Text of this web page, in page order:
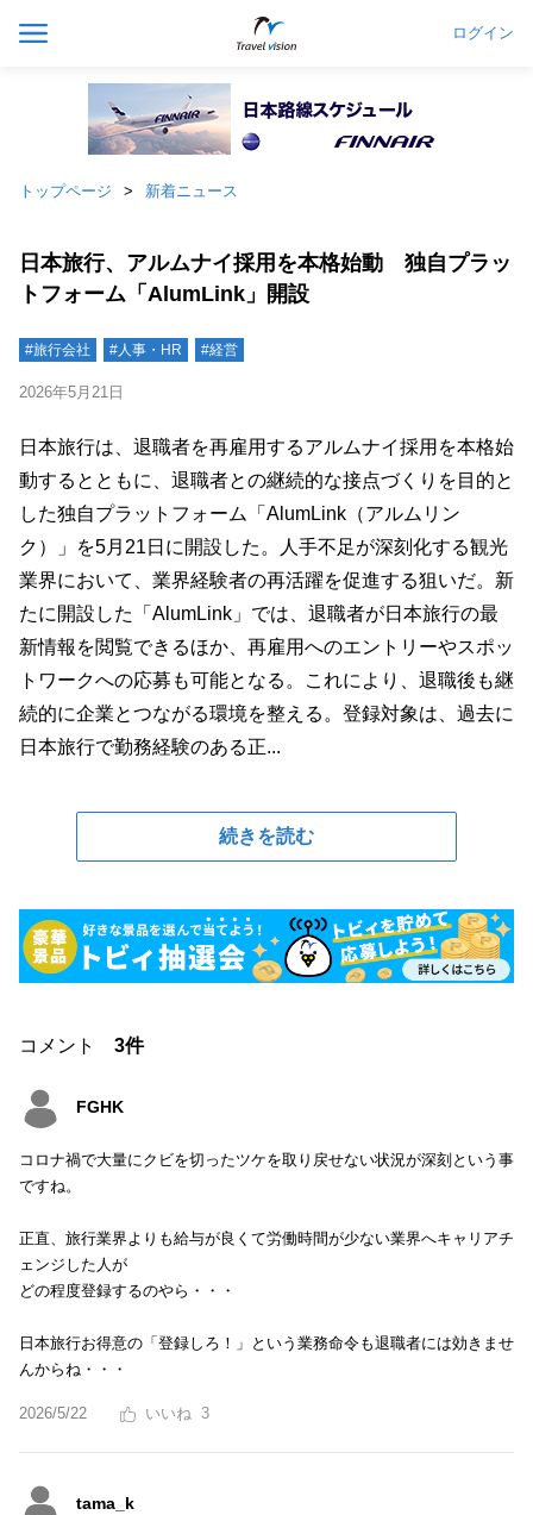
ログイン
トップページ 新着ニュース
日本旅行、アルムナイ採用を本格始動 独自プラッ
トフォーム「AlumLink」開設
#旅行会社 #人事・HR #経営
2026年5月21日
日本旅行は、退職者を再雇用するアルムナイ採用を本格始
動するとともに、退職者との継続的な接点づくりを目的と
した独自プラットフォーム「AlumLink（アルムリン
ク）」を5月21日に開設した。人手不足が深刻化する観光
業界において、業界経験者の再活躍を促進する狙いだ。新
たに開設した「AlumLink」では、退職者が日本旅行の最
新情報を閲覧できるほか、再雇用へのエントリーやスポッ
トワークへの応募も可能となる。これにより、退職後も継
続的に企業とつながる環境を整える。登録対象は、過去に
日本旅行で勤務経験のある正...
続きを読む
コメント 3件
FGHK
コロナ禍で大量にクビを切ったツケを取り戻せない状況が深刻という事
ですね。
正直、旅行業界よりも給与が良くて労働時間が少ない業界へキャリアチ
ェンジした人が
どの程度登録するのやら・・・
日本旅行お得意の「登録しろ！」という業務命令も退職者には効きませ
んからね・・・
2026/5/22 3
tama_k